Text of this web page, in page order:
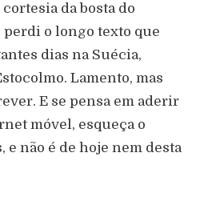
cortesia da bosta do
perdi o longo texto que
dias na Suécia,
Lamento, mas
E se pensa em aderir
móvel, esqueça o
e não é de hoje nem desta